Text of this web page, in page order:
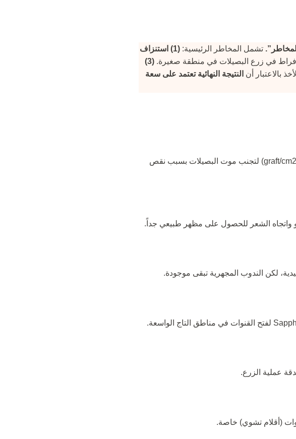
تشمل المخاطر الرئيسية:
(1) استنزاف
في زرع البصيلات في منطقة صغيرة.
(3)
بالاعتبار أن النتيجة النهائية تعتمد على سعة
الحد الأقصى الآمن للزرع في السنتيمتر المربع يتراوح بين 40 إلى 50 بصيلة (graft/cm2) لتجنب موت البصيلات بسبب نقص
لكن الندوب المجهرية تبقى موجودة.